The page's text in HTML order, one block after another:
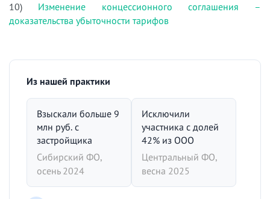
10) Изменение концессионного соглашения –
доказательства убыточности тарифов
Из нашей практики
Взыскали больше 9
млн руб. с
застройщика
Сибирский ФО,
осень 2024
Исключили
участника с долей
42% из ООО
Центральный ФО,
весна 2025